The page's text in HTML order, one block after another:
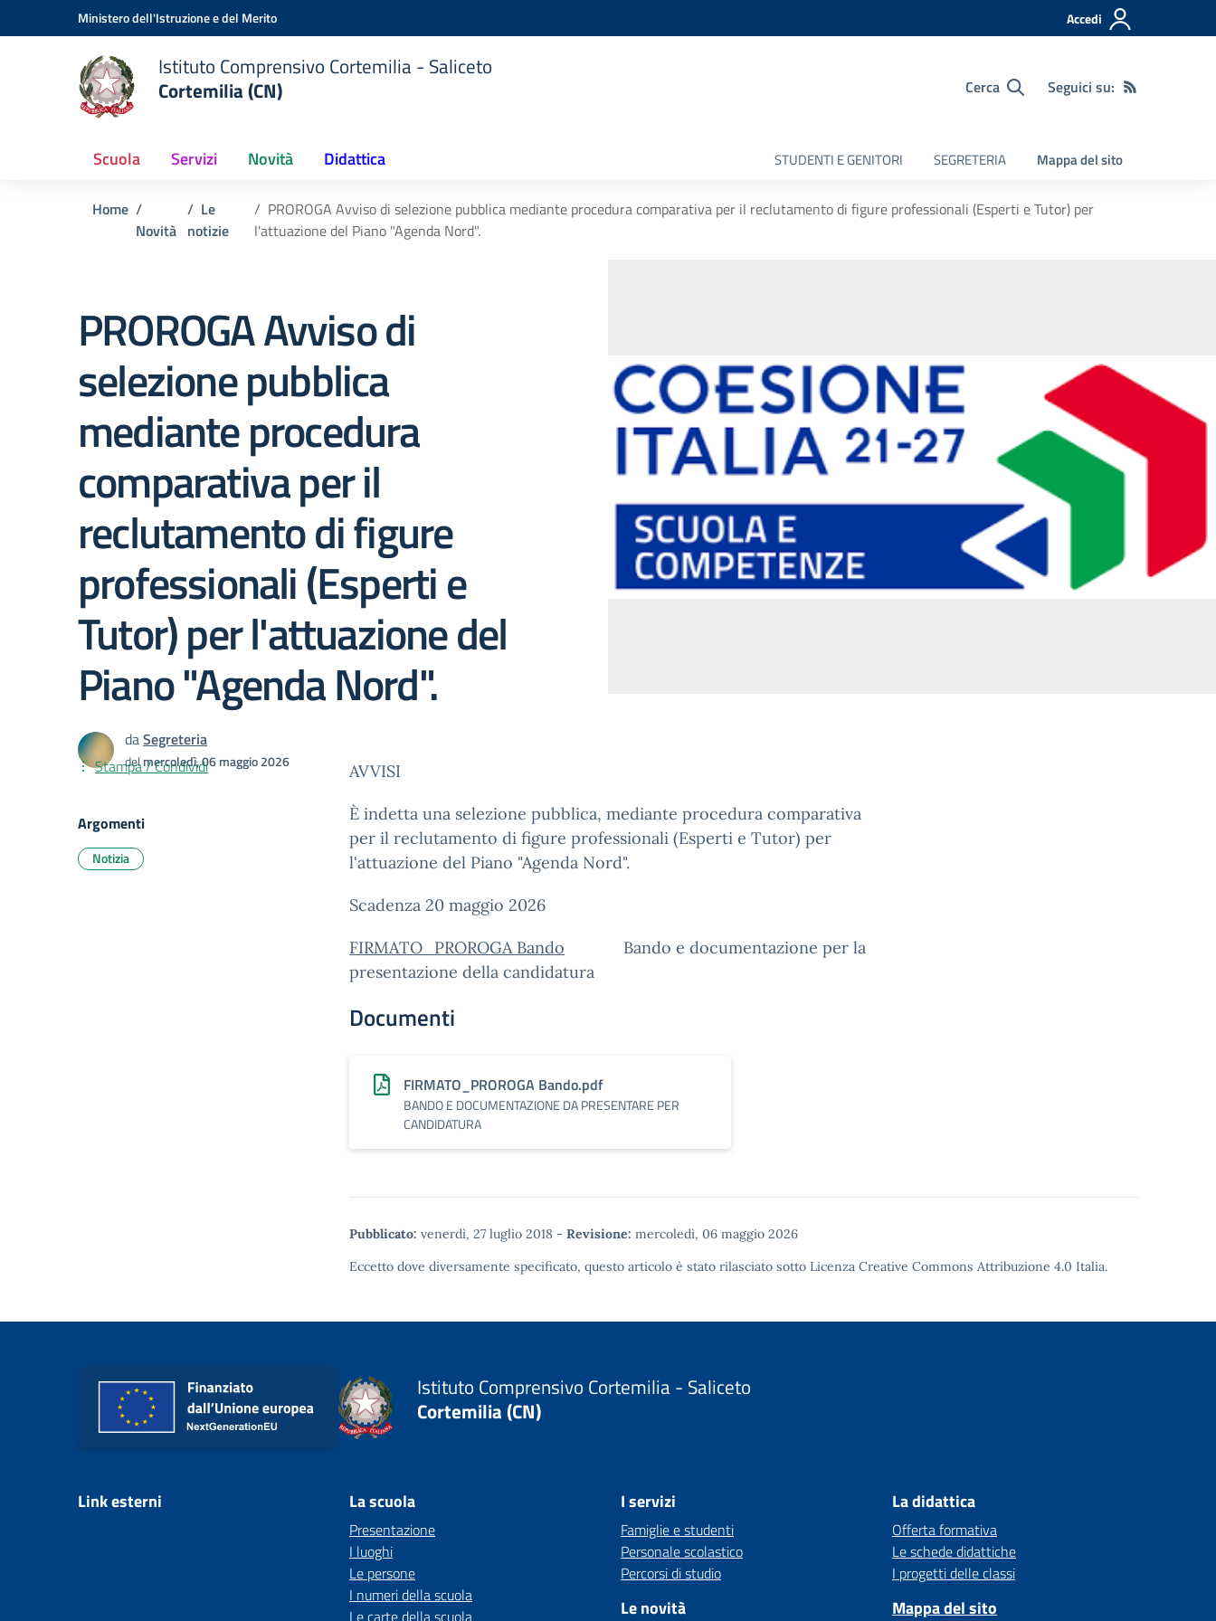
Vai ai contenuti
Vai al menu di navigazioneMinistero dell'Istruzione e del Merito Accedi
Istituto Comprensivo Cortemilia - Saliceto
Cortemilia (CN)
Cerca Seguici su:
Scuola Servizi Novità Didattica STUDENTI E GENITORI SEGRETERIA Mappa del sito
Home
Novità
Le
notizie
PROROGA Avviso di selezione pubblica mediante procedura comparativa per il reclutamento di figure professionali (Esperti e Tutor) per
l'attuazione del Piano "Agenda Nord".
PROROGA Avviso di
selezione pubblica
mediante procedura
comparativa per il
reclutamento di figure
professionali (Esperti e
Tutor) per l'attuazione del
Piano "Agenda Nord".
daSegreteria
delmercoledì, 06 maggio 2026 AVVISI
È indetta una selezione pubblica, mediante procedura comparativa
per il reclutamento di figure professionali (Esperti e Tutor) per
l'attuazione del Piano "Agenda Nord".
Scadenza 20 maggio 2026
FIRMATO_PROROGA Bando Bando e documentazione per la
presentazione della candidatura
Documenti
FIRMATO_PROROGA Bando.pdf
BANDO E DOCUMENTAZIONE DA PRESENTARE PER
CANDIDATURA
Pubblicato: venerdì, 27 luglio 2018 - Revisione: mercoledì, 06 maggio 2026
Eccetto dove diversamente specificato, questo articolo è stato rilasciato sotto Licenza Creative Commons Attribuzione 4.0 Italia.
Stampa / Condividi
Argomenti
Notizia
Istituto Comprensivo Cortemilia - Saliceto
Cortemilia (CN)
Link esterni La scuola
Presentazione
I luoghi
Le persone
I numeri della scuola
Le carte della scuola
I servizi
Famiglie e studenti
Personale scolastico
Percorsi di studio
Le novità
La didattica
Offerta formativa
Le schede didattiche
I progetti delle classi
Mappa del sito